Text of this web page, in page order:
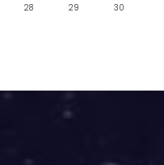
28 29
30